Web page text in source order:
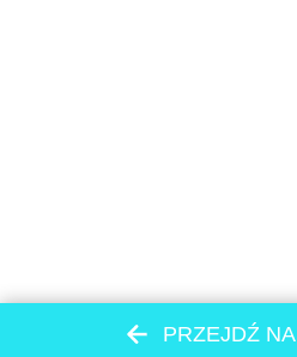
PRZEJDŹ NA